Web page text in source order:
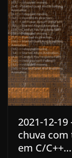
2021-12-
chuva
em C/C++…